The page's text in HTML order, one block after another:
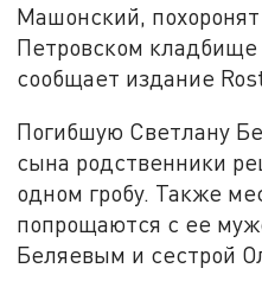
Машонский,
Петровском кладбище
сообщает издание
Погибшую Светлану
сына родственники
одном гробу. Также
попрощаются с ее
Беляевым и сестрой